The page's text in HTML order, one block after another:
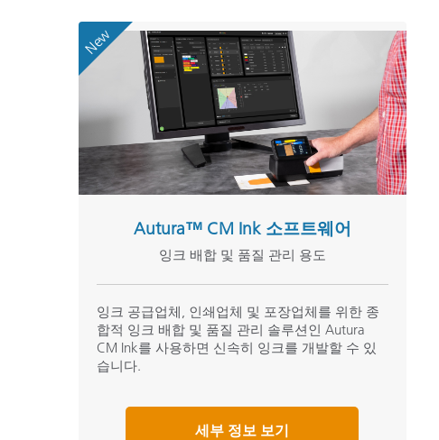
New
Autura™ CM Ink 소프트웨어
잉크 배합 및 품질 관리 용도
잉크 공급업체, 인쇄업체 및 포장업체를 위한 종
합적 잉크 배합 및 품질 관리 솔루션인 Autura
CM Ink를 사용하면 신속히 잉크를 개발할 수 있
습니다.
세부 정보 보기